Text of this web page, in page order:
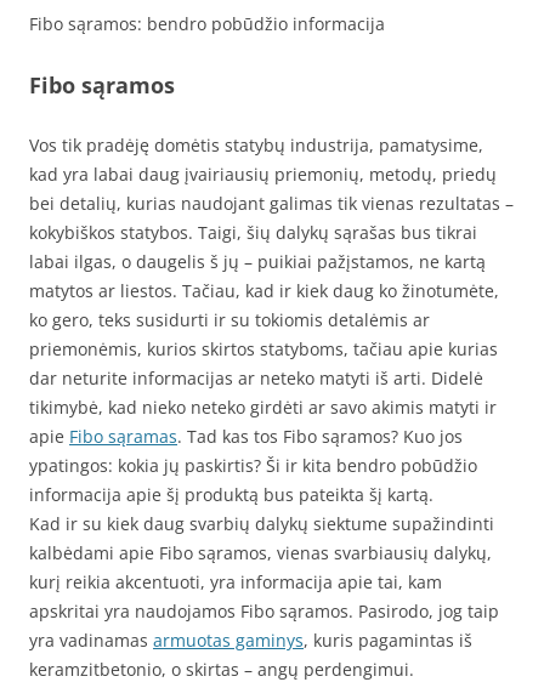
Fibo sąramos: bendro pobūdžio informacija
Fibo sąramos
Vos tik pradėję domėtis statybų industrija, pamatysime,
kad yra labai daug įvairiausių priemonių, metodų, priedų
bei detalių, kurias naudojant galimas tik vienas rezultatas –
kokybiškos statybos. Taigi, šių dalykų sąrašas bus tikrai
labai ilgas, o daugelis š jų – puikiai pažįstamos, ne kartą
matytos ar liestos. Tačiau, kad ir kiek daug ko žinotumėte,
ko gero, teks susidurti ir su tokiomis detalėmis ar
priemonėmis, kurios skirtos statyboms, tačiau apie kurias
dar neturite informacijas ar neteko matyti iš arti. Didelė
tikimybė, kad nieko neteko girdėti ar savo akimis matyti ir
apie Fibo sąramas. Tad kas tos Fibo sąramos? Kuo jos
ypatingos: kokia jų paskirtis? Ši ir kita bendro pobūdžio
informacija apie šį produktą bus pateikta šį kartą.
Kad ir su kiek daug svarbių dalykų siektume supažindinti
kalbėdami apie Fibo sąramos, vienas svarbiausių dalykų,
kurį reikia akcentuoti, yra informacija apie tai, kam
apskritai yra naudojamos Fibo sąramos. Pasirodo, jog taip
yra vadinamas armuotas gaminys, kuris pagamintas iš
keramzitbetonio, o skirtas – angų perdengimui.